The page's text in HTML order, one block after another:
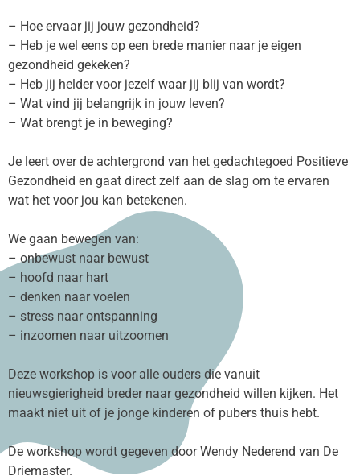
– Hoe ervaar jij jouw gezondheid?
– Heb je wel eens op een brede manier naar je eigen
gezondheid gekeken?
– Heb jij helder voor jezelf waar jij blij van wordt?
– Wat vind jij belangrijk in jouw leven?
– Wat brengt je in beweging?
Je leert over de achtergrond van het gedachtegoed Positieve
Gezondheid en gaat direct zelf aan de slag om te ervaren
wat het voor jou kan betekenen.
We gaan bewegen van:
– onbewust naar bewust
– hoofd naar hart
– denken naar voelen
– stress naar ontspanning
– inzoomen naar uitzoomen
Deze workshop is voor alle ouders die vanuit
nieuwsgierigheid breder naar gezondheid willen kijken. Het
maakt niet uit of je jonge kinderen of pubers thuis hebt.
De workshop wordt gegeven door Wendy Nederend van De
Driemaster.